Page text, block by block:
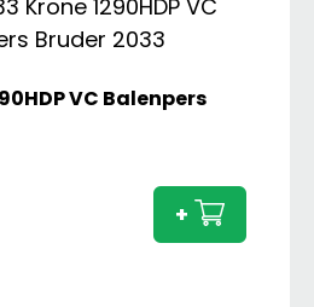
VC Balenpers
VC
+